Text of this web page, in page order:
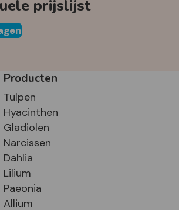
prijslijst
Producten
Tulpen
Hyacinthen
Gladiolen
Narcissen
Dahlia
Lilium
Paeonia
Allium